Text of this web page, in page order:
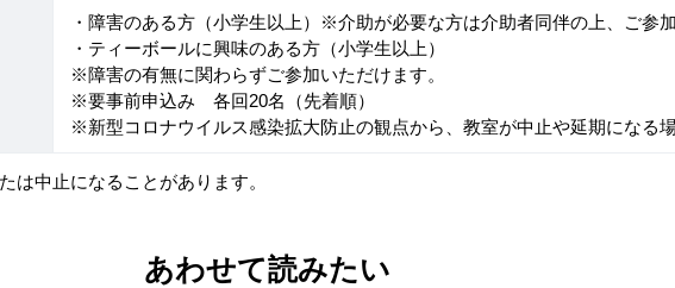
・障害のある方（小学生以上）※介助が必要な方は介助者同伴の上、ご参加
・ティーボールに興味のある方（小学生以上）
※障害の有無に関わらずご参加いただけます。
※要事前申込み 各回20名（先着順）
※新型コロナウイルス感染拡大防止の観点から、教室が中止や延期になる場
中止になることがあります。
あわせて読みたい